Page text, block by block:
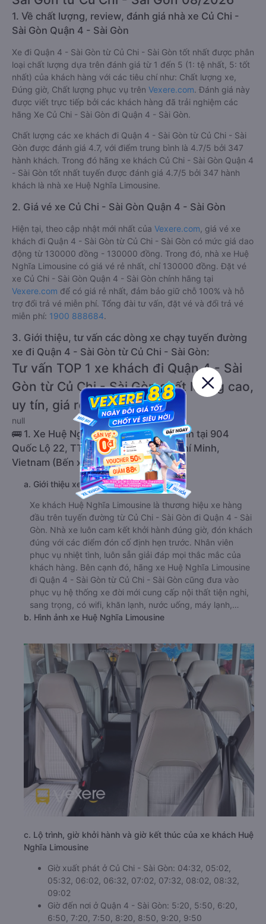
1. Về chất lượng, review, đánh giá nhà xe Củ Chi -
Sài Gòn Quận 4 - Sài Gòn
Xe đi Quận 4 - Sài Gòn từ Củ Chi - Sài Gòn tốt nhất được phân
loại chất lượng dựa trên đánh giá từ 1 đến 5 (1: tệ nhất, 5: tốt
nhất) của khách hàng với các tiêu chí như: Chất lượng xe,
Đúng giờ, Chất lượng phục vụ trên Vexere.com. Đánh giá này
được viết trực tiếp bởi các khách hàng đã trải nghiệm các
hãng Xe Củ Chi - Sài Gòn đi Quận 4 - Sài Gòn.
Chất lượng các xe khách đi Quận 4 - Sài Gòn từ Củ Chi - Sài
Gòn được đánh giá 4.7, với điểm trung bình là 4.7/5 bởi 347
hành khách. Trong đó hãng xe khách Củ Chi - Sài Gòn Quận 4
- Sài Gòn tốt nhất tuyến được đánh giá 4.7/5 bởi 347 hành
khách là nhà xe Huệ Nghĩa Limousine.
2. Giá vé xe Củ Chi - Sài Gòn Quận 4 - Sài Gòn
Hiện tại, theo cập nhật mới nhất của Vexere.com , giá vé xe
khách đi Quận 4 - Sài Gòn từ Củ Chi - Sài Gòn có mức giá dao
động từ 130000 đồng - 130000 đồng. Trong đó, nhà xe Huệ
Nghĩa Limousine có giá vé rẻ nhất, chỉ 130000 đồng. Đặt vé
xe Củ Chi - Sài Gòn Quận 4 - Sài Gòn chính hãng tại
Vexere.com để có giá rẻ nhất, đảm bảo giữ chỗ 100% và hỗ
trợ đổi trả vé miễn phí. Tổng đài tư vấn, đặt vé và đổi trả vé
miễn phí: 1900 888684.
3. Giới thiệu, tư vấn các dòng xe chạy tuyến đường
xe đi Quận 4 - Sài Gòn từ Củ Chi - Sài Gòn:
Tư vấn TOP 1 xe khách đi Quận 4 - Sài
Gòn từ Củ Chi - Sài Gòn chất lượng cao,
uy tín, giá rẻ nhất 08/2026
null
🚌 1. Xe Huệ Nghĩa Limousine khởi hành tại 904
Quốc Lộ 22, TT. Củ Chi, Củ Chi, Hồ Chí Minh,
Vietnam (Bến xe Củ Chi)
a. Giới thiệu xe Huệ Nghĩa Limousine
Xe khách Huệ Nghĩa Limousine là thương hiệu xe hàng
đầu trên tuyến đường từ Củ Chi - Sài Gòn đi Quận 4 - Sài
Gòn. Nhà xe luôn cam kết khởi hành đúng giờ, đón khách
đúng với các điểm đón cố định hẹn trước. Nhân viên
phục vụ nhiệt tình, luôn sẵn giải đáp mọi thắc mắc của
khách hàng. Bên cạnh đó, hãng xe Huệ Nghĩa Limousine
đi Quận 4 - Sài Gòn từ Củ Chi - Sài Gòn cũng đưa vào
phục vụ hệ thống xe đời mới cung cấp nội thất tiện nghi,
sang trọng, có wifi, khăn lạnh, nước uống, máy lạnh,…
b. Hình ảnh xe Huệ Nghĩa Limousine
c. Lộ trình, giờ khởi hành và giờ kết thúc của xe khách Huệ
Nghĩa Limousine
Giờ xuất phát ở Củ Chi - Sài Gòn: 04:32, 05:02,
05:32, 06:02, 06:32, 07:02, 07:32, 08:02, 08:32,
09:02
Giờ đến nơi ở Quận 4 - Sài Gòn: 5:20, 5:50, 6:20,
6:50, 7:20, 7:50, 8:20, 8:50, 9:20, 9:50